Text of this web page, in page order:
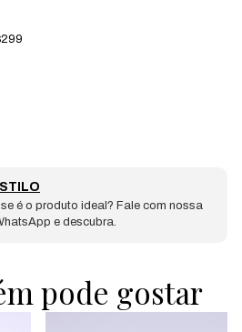
é o produto ideal? Fale com nossa
e descubra.
pode gostar